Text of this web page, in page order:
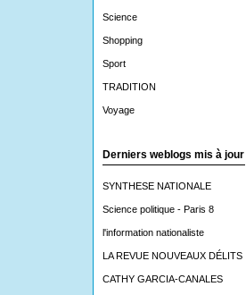
Science
Shopping
Sport
TRADITION
Voyage
Derniers weblogs mis à jour
SYNTHESE NATIONALE
Science politique - Paris 8
l'information nationaliste
LA REVUE NOUVEAUX DÉLITS
CATHY GARCIA-CANALES